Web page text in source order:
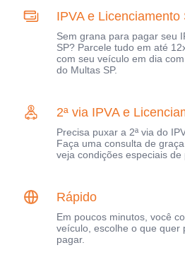
IPVA e
Sem grana para pagar seu
SP? Parcele tudo em até
com seu veículo em dia
do Multas SP.
2ª via IPVA e
Precisa puxar a 2ª via do
Faça uma consulta de
veja condições especiais de
Rápido
Em poucos minutos, você
veículo, escolhe o que quer
pagar.